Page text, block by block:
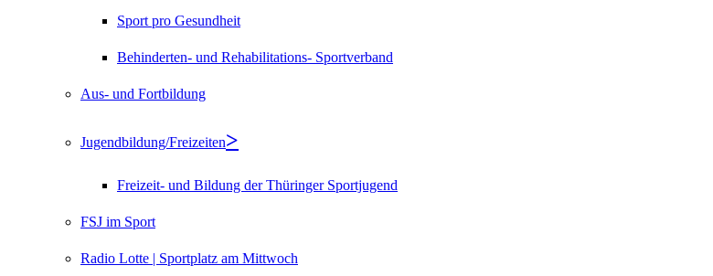
Sport pro Gesundheit
Behinderten- und Rehabilitations- Sportverband
Aus- und Fortbildung
Jugendbildung/Freizeiten
Freizeit- und Bildung der Thüringer Sportjugend
FSJ im Sport
Radio Lotte | Sportplatz am Mittwoch